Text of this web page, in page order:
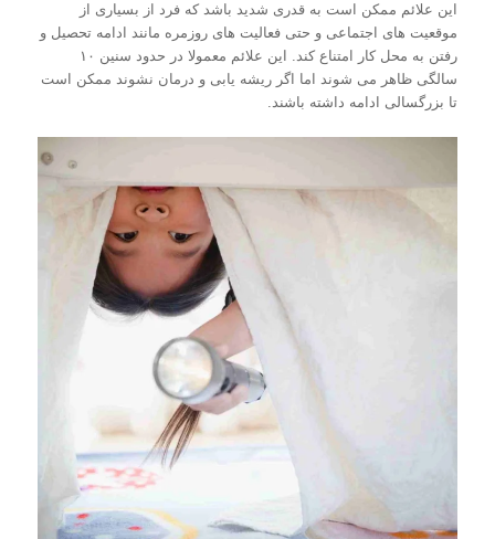
این علائم ممکن است به قدری شدید باشد که فرد از بسیاری از
موقعیت های اجتماعی و حتی فعالیت های روزمره مانند ادامه تحصیل و
رفتن به محل کار امتناع کند. این علائم معمولا در حدود سنین ۱۰
سالگی ظاهر می شوند اما اگر ریشه یابی و درمان نشوند ممکن است
تا بزرگسالی ادامه داشته باشند.